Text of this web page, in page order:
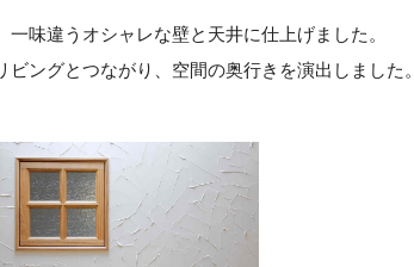
味違うオシャレな壁と天井に仕上げました。
ングとつながり、空間の奥行きを演出しました。